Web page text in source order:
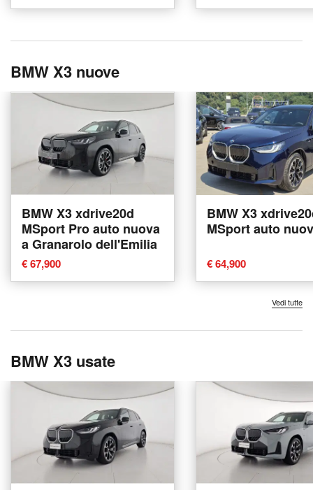
BMW X3 nuove
BMW X3 xdrive20d
MSport Pro auto nuova
a Granarolo dell'Emilia
€ 67,900
BMW X3
MSport auto
€ 64,900
Vedi tutte
BMW X3 usate